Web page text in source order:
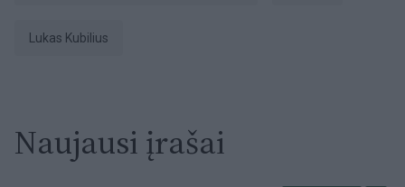
Lukas Kubilius
Naujausi įrašai